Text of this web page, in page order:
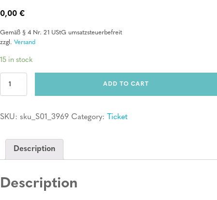
0,00 €
Gemäß § 4 Nr. 21 UStG umsatzsteuerbefreit
zzgl. Versand
15 in stock
Ticket:
quantity
ADD TO CART
SKU: sku_S01_3969 Category: Ticket
Description
Description